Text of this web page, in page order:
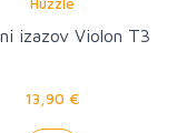
izazov Violon T3
13,90 €